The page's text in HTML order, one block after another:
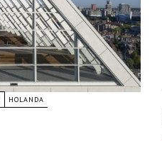
HOLANDA